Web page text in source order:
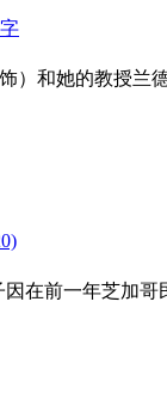
）和她的教授兰
在前一年芝加